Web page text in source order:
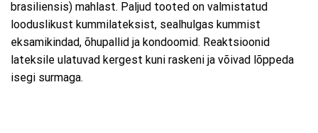
brasiliensis) mahlast. Paljud tooted on valmistatud
looduslikust kummilateksist, sealhulgas kummist
eksamikindad, õhupallid ja kondoomid. Reaktsioonid
lateksile ulatuvad kergest kuni raskeni ja võivad lõppeda
isegi surmaga.